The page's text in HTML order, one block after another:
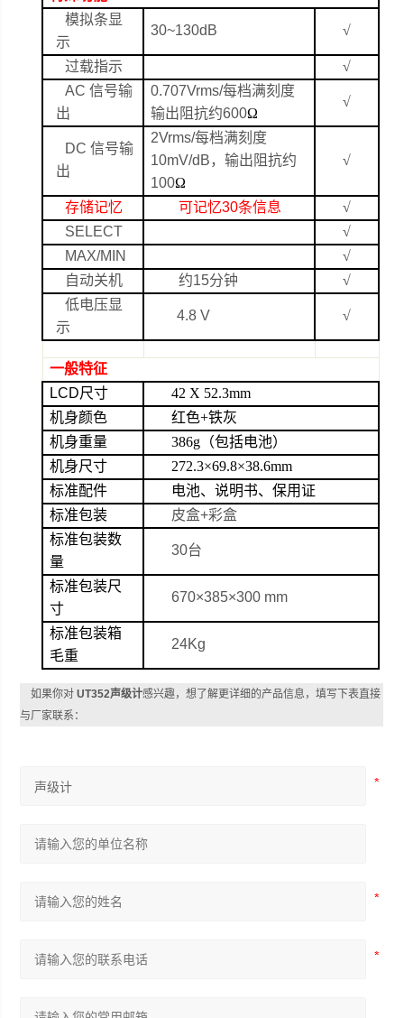
模拟条显
示
30~130dB √
过载指示
√
AC 信号输
出
0.707Vrms/每档满刻度
输出阻抗约600Ω
√
DC 信号输
出
2Vrms/每档满刻度
10mV/dB，输出阻抗约
100Ω
√
存储记忆 可记忆30条信息
√
SELECT
√
MAX/MIN
√
自动关机
约15分钟
√
低电压显
示
4.8 V √
一般特征
LCD尺寸 42 X 52.3mm
机身颜色
红色+铁灰
机身重量
386g（包括电池）
机身尺寸
272.3×69.8×38.6mm
标准配件
电池、说明书、保用证
标准包装
皮盒+彩盒
标准包装数
量
30台
标准包装尺
寸
670×385×300 mm
标准包装箱
毛重
24Kg
如果你对UT352声级计感兴趣，想了解更详细的产品信息，填写下表直接
与厂家联系：